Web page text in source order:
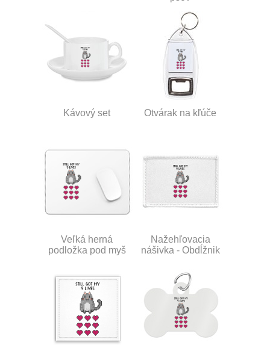
Kávový set Otvárak na kľúče
Veľká herná
podložka pod myš
Nažehľovacia
nášivka - Obdĺžnik